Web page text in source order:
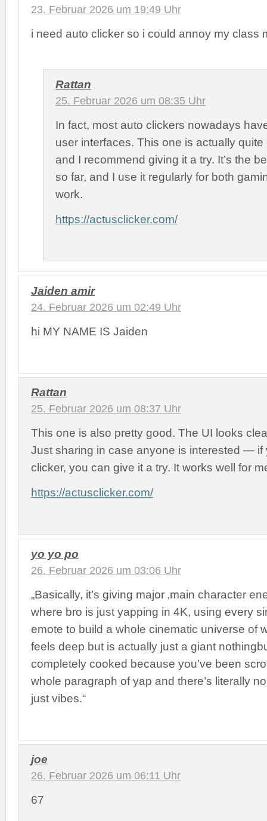
23. Februar 2026 um 19:49 Uhr
i need auto clicker so i could annoy my class
Rattan
25. Februar 2026 um 08:35 Uhr
In fact, most auto clickers nowadays
user interfaces. This one is actually
and I recommend giving it a try. It’s the
so far, and I use it regularly for both
work.
https://actusclicker.com/
Jaiden amir
24. Februar 2026 um 02:49 Uhr
hi MY NAME IS Jaiden
Rattan
25. Februar 2026 um 08:37 Uhr
This one is also pretty good. The UI looks
Just sharing in case anyone is interested — if
clicker, you can give it a try. It works well for
https://actusclicker.com/
yo yo po
26. Februar 2026 um 03:06 Uhr
„Basically, it’s giving major ‚main character
where bro is just yapping in 4K, using every
emote to build a whole cinematic universe of
feels deep but is actually just a giant
completely cooked because you’ve been
whole paragraph of yap and there’s literally
just vibes.“
joe
26. Februar 2026 um 06:11 Uhr
67